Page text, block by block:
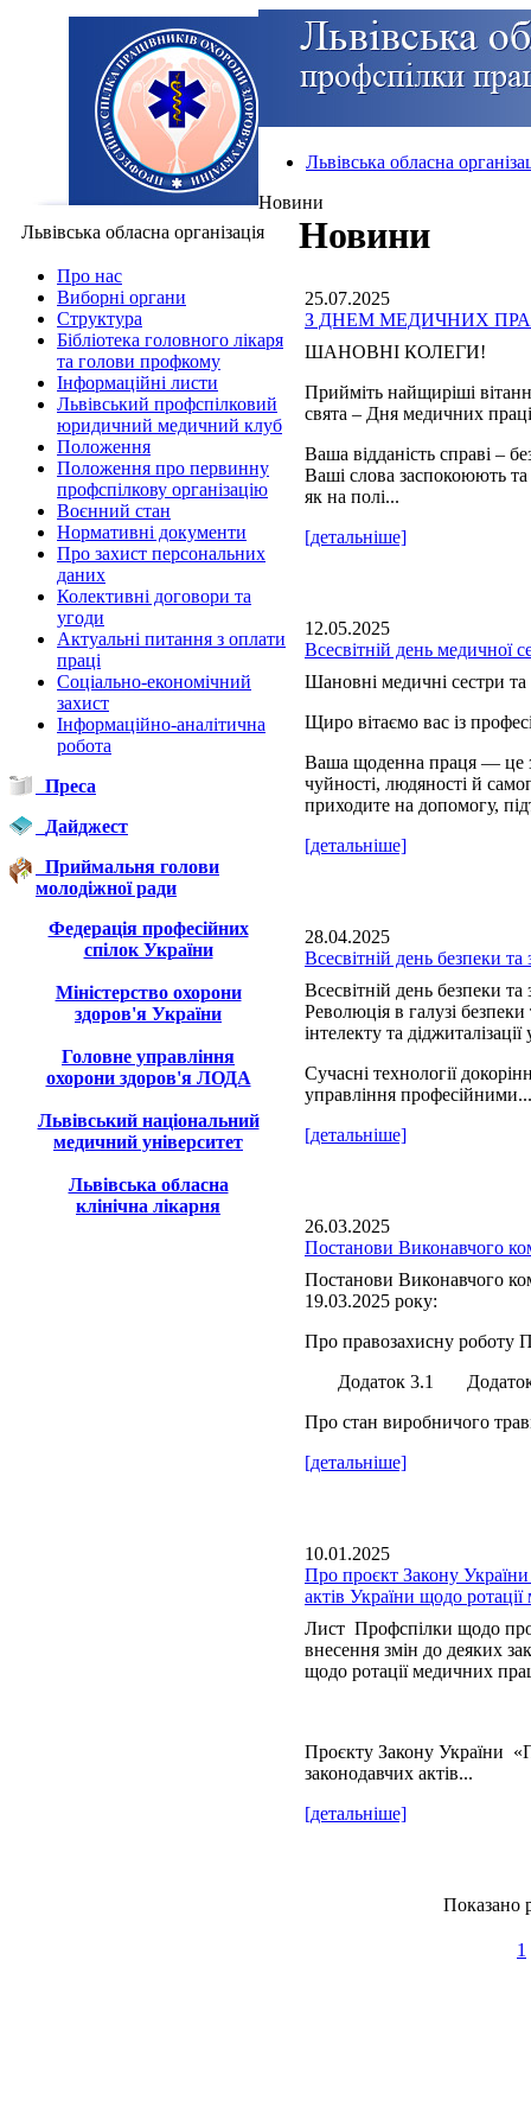
Львівська обласна
Новини
Львівська обласна організація
Про нас
Виборні органи
Структура
Бібліотека головного лікаря
та голови профкому
Інформаційні листи
Львівський профспілковий
юридичний медичний клуб
Положення
Положення про первинну
профспілкову організацію
Воєнний стан
Нормативні документи
Про захист персональних
даних
Колективні договори та
угоди
Актуальні питання з оплати
праці
Соціально-економічний
захист
Інформаційно-аналітична
робота
Преса
Дайджест
Приймальня голови
молодіжної ради
Федерація професійних
спілок України
Міністерство охорони
здоров'я України
Головне управління
охорони здоров'я ЛОДА
Львівський національний
медичний університет
Львівська обласна
клінічна лікарня
Новини
25.07.2025
З ДНЕМ МЕДИЧНИХ
ШАНОВНІ КОЛЕГИ!
Прийміть найщиріші
свята – Дня медичних
Ваша відданість справі –
Ваші слова заспокоюють
як на полі...
[детальніше]
12.05.2025
Всесвітній день медичної
Шановні медичні сестри та
Щиро вітаємо вас із
Ваша щоденна праця — це
чуйності, людяності й
приходите на допомогу,
[детальніше]
28.04.2025
Всесвітній день безпеки та
Всесвітній день безпеки та
Революція в галузі
інтелекту та
Сучасні технології
управління професійними...
[детальніше]
26.03.2025
Постанови Виконавчого
Постанови Виконавчого
19.03.2025 року:
Про правозахисну роботу
Додаток 3.1 Додаток
Про стан виробничого
[детальніше]
10.01.2025
Про проєкт Закону
актів України щодо
Лист Профспілки щодо
внесення змін до деяких
щодо ротації медичних
Проєкту Закону України
законодавчих актів...
[детальніше]
Показано
1